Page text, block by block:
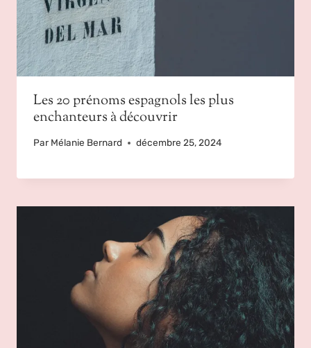
Les 20 prénoms espagnols les plus
enchanteurs à découvrir
Par Mélanie Bernard décembre 25, 2024